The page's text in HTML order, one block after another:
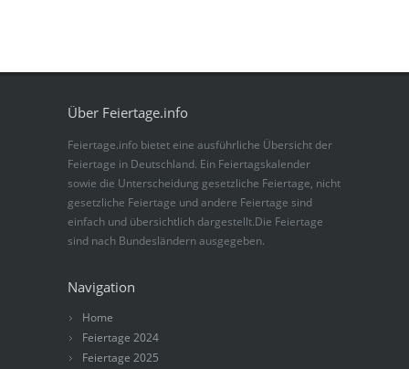
Über Feiertage.info
Feiertage.info bietet eine ausführliche Übersicht der
Feiertage in Deutschland. Ein Feiertagskalender
sowie die Unterscheidung gesetzliche Feiertage, nicht
gesetzliche Feiertage und andere Feiertage sind
einfach und übersichtlich dargestellt.Die Feiertage
sind nach Bundesländern ausgegeben.
Navigation
Home
Feiertage 2024
Feiertage 2025